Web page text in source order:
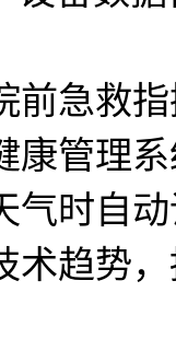
前急救
康管理
气时自
术趋势